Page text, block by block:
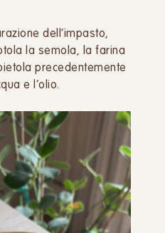
dell’impasto,
la semola, la farina
precedentemente
e l’olio.